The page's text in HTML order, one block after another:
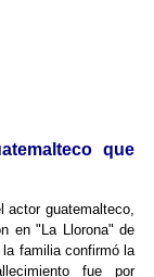
que
actor guatemalteco,
en "La Llorona" de
familia confirmó la
fue por